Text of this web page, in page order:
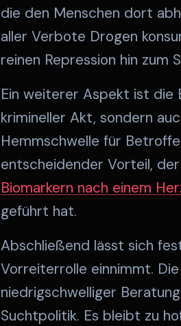
die den Menschen dort
aller Verbote Drogen
reinen Repression hin zum
Ein weiterer Aspekt ist die
krimineller Akt, sondern
Hemmschwelle für
entscheidender Vorteil,
Biomarkern nach einem
geführt hat.
Abschließend lässt sich
Vorreiterrolle einnimmt.
niedrigschwelliger
Suchtpolitik. Es bleibt zu